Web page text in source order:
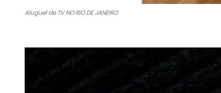
Aluguel de TV NO RIO DE JANEIRO